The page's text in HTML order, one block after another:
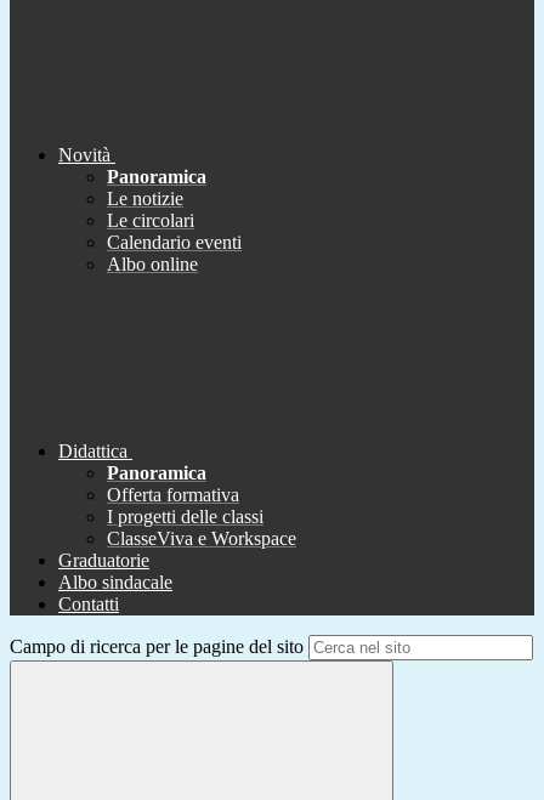
Novità
Panoramica
Le notizie
Le circolari
Calendario eventi
Albo online
Didattica
Panoramica
Offerta formativa
I progetti delle classi
ClasseViva e Workspace
Graduatorie
Albo sindacale
Contatti
Campo di ricerca per le pagine del sito